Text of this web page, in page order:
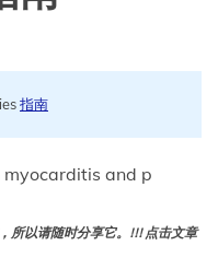
指南
and p
所以请随时分享它。!!! 点击文章